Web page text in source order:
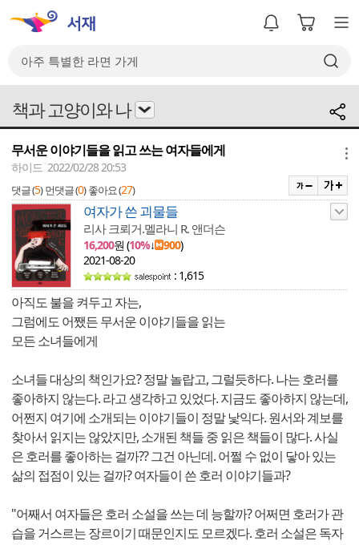
책과 고양이와 나
무서운 이야기들을 읽고 쓰는 여자들에게
하이드 2022/02/28 20:53
댓글 (5) 먼댓글 (0) 좋아요 (27)
여자가 쓴 괴물들
리사 크뢰거.멜라니 R. 앤더슨
16,200원 (10%↓ 900)
2021-08-20
: 1,615
아직도 불을 켜두고 자는,
그럼에도 어쨌든 무서운 이야기들을 읽는
모든 소녀들에게
소녀들 대상의 책인가요? 정말 놀랍고, 그럴듯하다. 나는 호러를
좋아하지 않는다. 라고 생각하고 있었다. 지금도 좋아하지 않는데,
어쩐지 여기에 소개되는 이야기들이 정말 낯익다. 원서와 계보를
찾아서 읽지는 않았지만, 소개된 책들 중 읽은 책들이 많다. 사실
은 호러를 좋아하는 걸까?? 그건 아닌데. 어쩔 수 없이 닿아 있는
삶의 접점이 있는 걸까? 여자들이 쓴 호러 이야기들과?
"어째서 여자들은 호러 소설을 쓰는 데 능할까? 어쩌면 호러가 관
습을 거스르는 장르이기 때문인지도 모르겠다. 호러 소설은 독자